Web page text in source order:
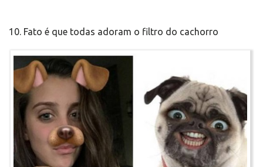
10. Fato é que todas adoram o filtro do cachorro